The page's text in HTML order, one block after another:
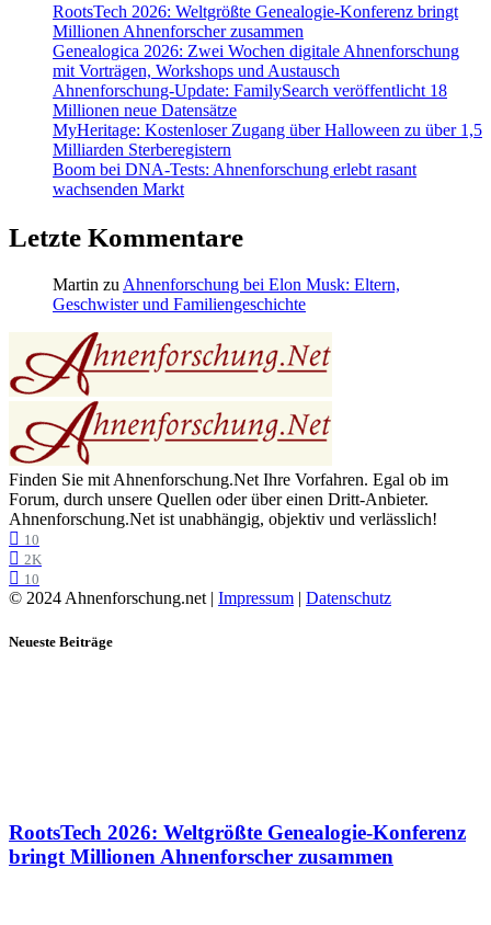
RootsTech 2026: Weltgrößte Genealogie-Konferenz bringt
Millionen Ahnenforscher zusammen
Genealogica 2026: Zwei Wochen digitale Ahnenforschung
mit Vorträgen, Workshops und Austausch
Ahnenforschung-Update: FamilySearch veröffentlicht 18
Millionen neue Datensätze
MyHeritage: Kostenloser Zugang über Halloween zu über 1,5
Milliarden Sterberegistern
Boom bei DNA-Tests: Ahnenforschung erlebt rasant
wachsenden Markt
Letzte Kommentare
Martin zuAhnenforschung bei Elon Musk: Eltern,
Geschwister und Familiengeschichte
Finden Sie mit Ahnenforschung.Net Ihre Vorfahren. Egal ob im
Forum, durch unsere Quellen oder über einen Dritt-Anbieter.
Ahnenforschung.Net ist unabhängig, objektiv und verlässlich!
10
2K
10
© 2024 Ahnenforschung.net | Impressum Datenschutz
Neueste Beiträge
RootsTech 2026: Weltgrößte Genealogie-Konferenz
bringt Millionen Ahnenforscher zusammen